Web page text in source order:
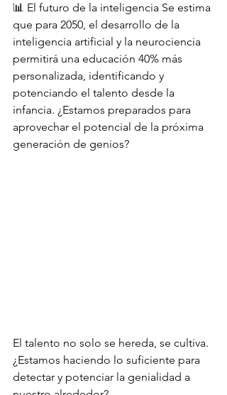
📊 El futuro de la inteligencia Se estima
que para 2050, el desarrollo de la
inteligencia artificial y la neurociencia
permitirá una educación 40% más
personalizada, identificando y
potenciando el talento desde la
infancia. ¿Estamos preparados para
aprovechar el potencial de la próxima
generación de genios?
El talento no solo se hereda, se cultiva.
¿Estamos haciendo lo suficiente para
detectar y potenciar la genialidad a